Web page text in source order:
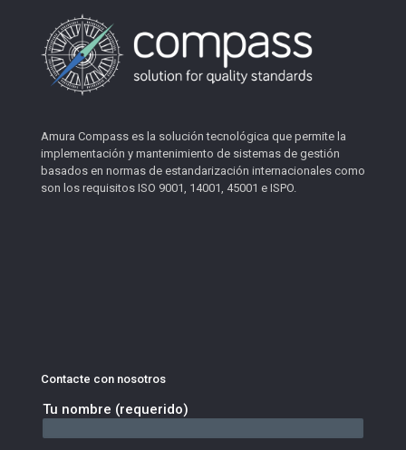
Amura Compass es la solución tecnológica que permite la
implementación y mantenimiento de sistemas de gestión
basados en normas de estandarización internacionales como
son los requisitos ISO 9001, 14001, 45001 e ISPO.
Contacte con nosotros
Tu nombre (requerido)